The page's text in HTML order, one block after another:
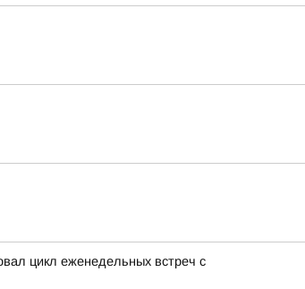
цикл еженедельных встреч с